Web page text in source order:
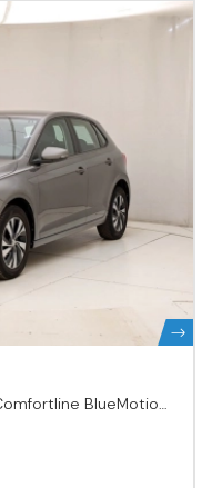
BlueMotion